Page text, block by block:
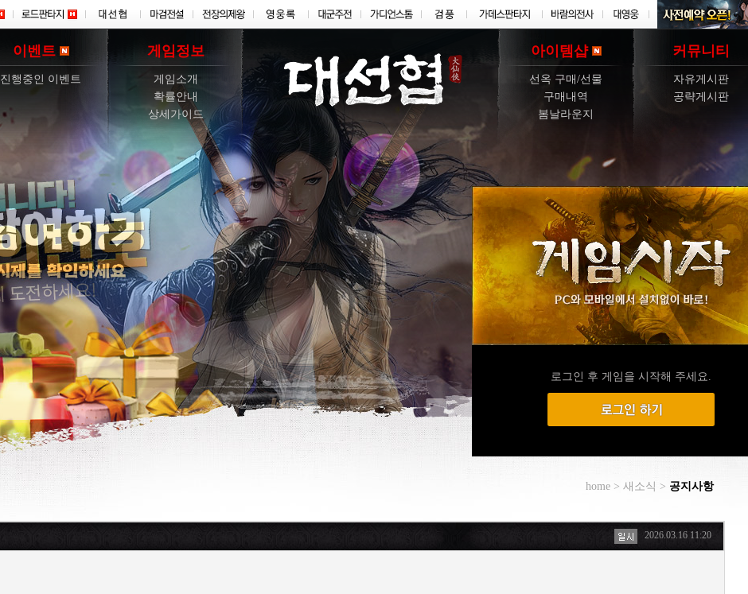
이벤트
진행중인 이벤트
게임정보
게임소개
확률안내
상세가이드
아이템샵
선옥 구매/선물
구매내역
봄날라운지
커뮤니티
자유게시판
공략게시판
로그인 후 게임을 시작해 주세요.
home > 새소식 > 공지사항
2026.03.16 11:20